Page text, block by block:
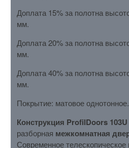
Доплата 15% за полотна
мм.
Доплата 20% за полотна
мм.
Доплата 40% за полотна
мм.
Покрытие: матовое однотонное.
Конструкция ProfilDoors 103U
разборная межкомнатная
Современное